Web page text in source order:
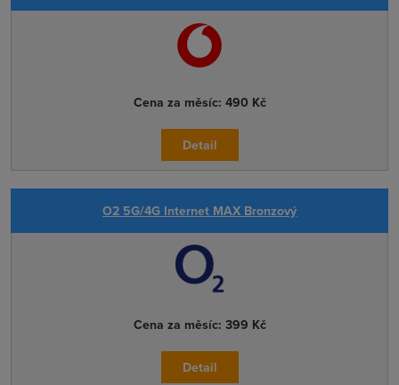
Cena za měsíc: 490 Kč
Detail
O2 5G/4G Internet MAX Bronzový
Cena za měsíc: 399 Kč
Detail